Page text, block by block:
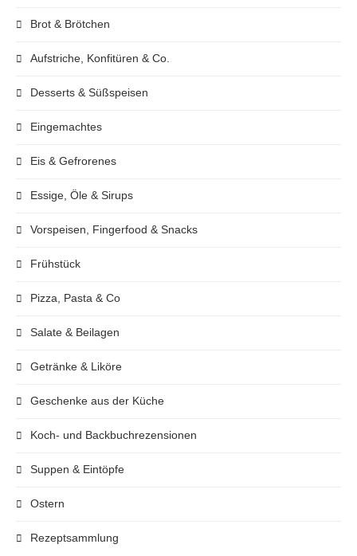
Brot & Brötchen
Aufstriche, Konfitüren & Co.
Desserts & Süßspeisen
Eingemachtes
Eis & Gefrorenes
Essige, Öle & Sirups
Vorspeisen, Fingerfood & Snacks
Frühstück
Pizza, Pasta & Co
Salate & Beilagen
Getränke & Liköre
Geschenke aus der Küche
Koch- und Backbuchrezensionen
Suppen & Eintöpfe
Ostern
Rezeptsammlung